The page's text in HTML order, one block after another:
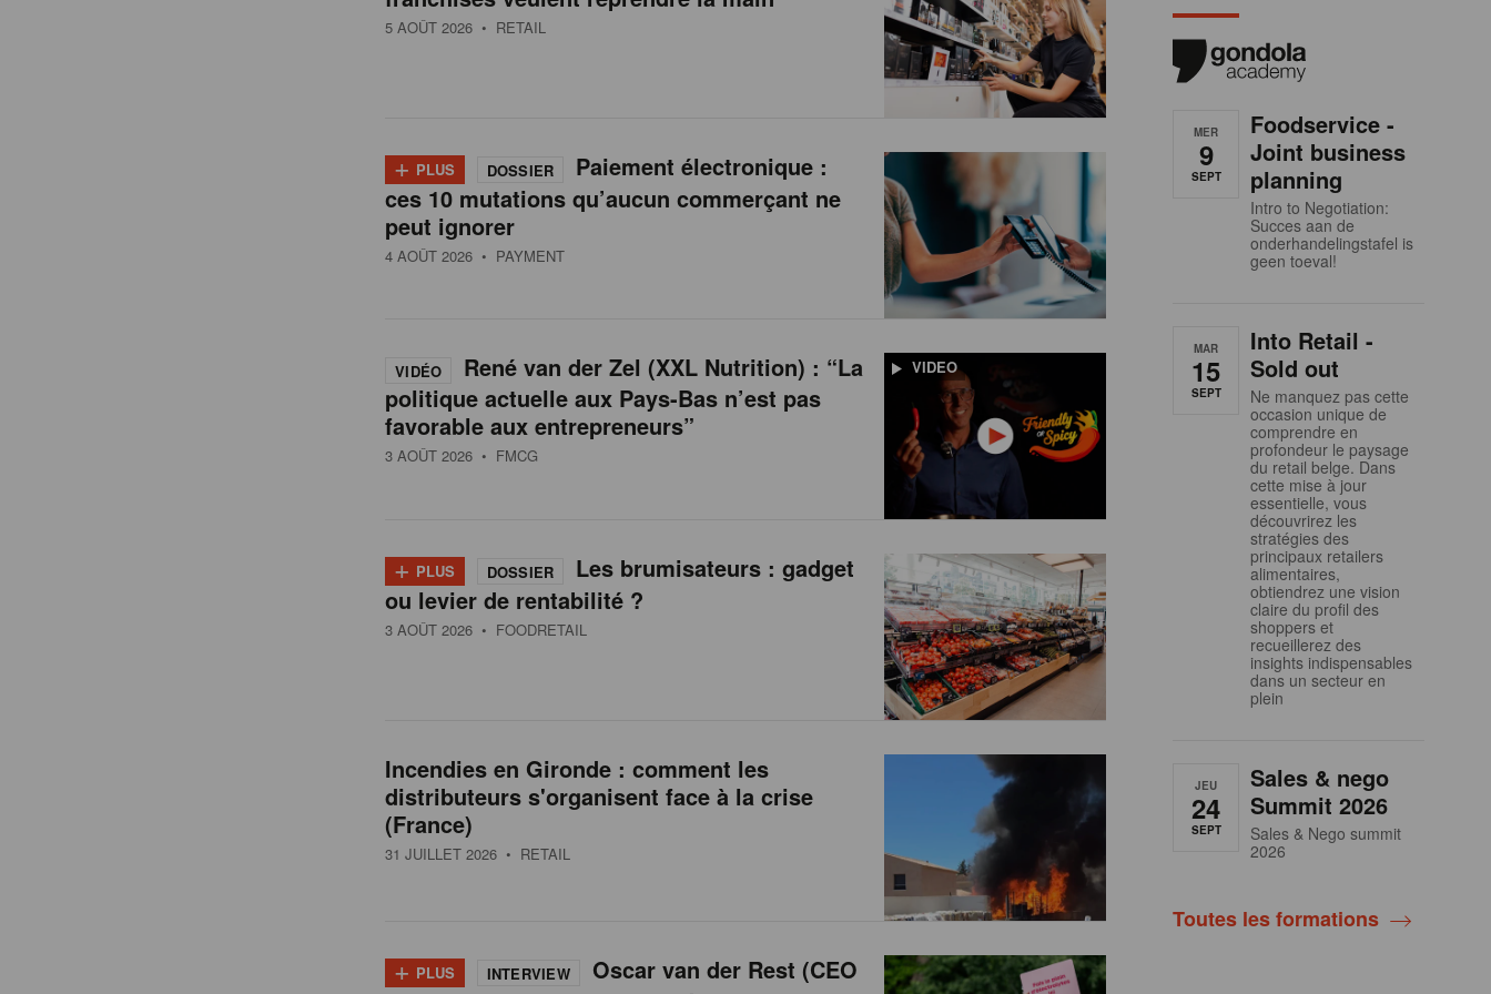
5 AOÛT 2026 • RETAIL
+ PLUS DOSSIER
Paiement électronique :
ces 10 mutations qu’aucun commerçant ne
peut ignorer
4 AOÛT 2026 • PAYMENT
VIDEO
VIDÉO
René van der Zel (XXL Nutrition) : “La
politique actuelle aux Pays-Bas n’est pas
favorable aux entrepreneurs”
3 AOÛT 2026 • FMCG
+ PLUS DOSSIER
Les brumisateurs : gadget
ou levier de rentabilité ?
3 AOÛT 2026 • FOODRETAIL
Incendies en Gironde : comment les
distributeurs s'organisent face à la crise
(France)
31 JUILLET 2026 • RETAIL
+ PLUS INTERVIEW
Oscar van der Rest (CEO
MER
9
SEPT
Foodservice -
Joint business
planning
Intro to Negotiation:
Succes aan de
onderhandelingstafel is
geen toeval!
MAR
15
SEPT
Into Retail -
Sold out
Ne manquez pas cette
occasion unique de
comprendre en
profondeur le paysage
du retail belge. Dans
cette mise à jour
essentielle, vous
découvrirez les
stratégies des
principaux retailers
alimentaires,
obtiendrez une vision
claire du profil des
shoppers et
recueillerez des
insights indispensables
dans un secteur en
plein
JEU
24
SEPT
Sales & nego
Summit 2026
Sales & Nego summit
2026
Toutes les formations